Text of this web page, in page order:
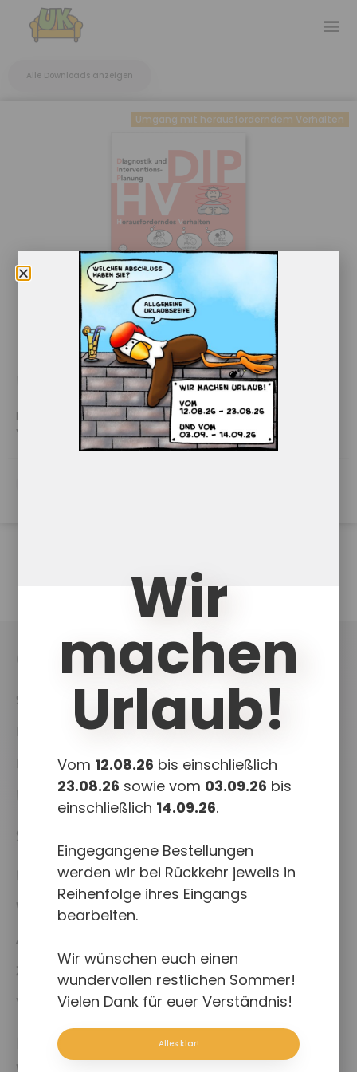
Alle Downloads anzeigen
Umgang mit herausforderndem Verhalten
Diagnostik und Interverventionsplanung Herausforderndes
Verhalten
UKCouch
Shop
Projekte
Downloads
Shop
Warenkorb
Allgemeine Geschäftsbedingungen
Zahlungsweisen
Versand & Lieferung
Rechtliches
Wir
machen
Urlaub!
Vom 12.08.26 bis einschließlich
23.08.26 sowie vom 03.09.26 bis
einschließlich 14.09.26.
Eingegangene Bestellungen
werden wir bei Rückkehr jeweils in
Reihenfolge ihres Eingangs
bearbeiten.
Wir wünschen euch einen
wundervollen restlichen Sommer!
Vielen Dank für euer Verständnis!
Alles klar!